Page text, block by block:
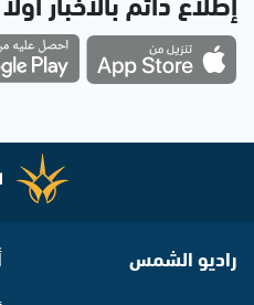
راديو الشمس